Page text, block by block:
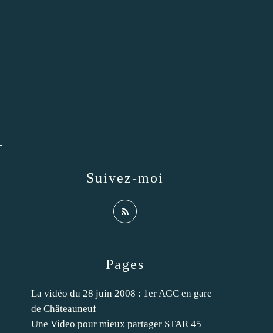
Pages
La vidéo du 28 juin 2008 : 1er AGC en gare
de Châteauneuf
Une Video pour mieux partager STAR 45
Suivez-moi